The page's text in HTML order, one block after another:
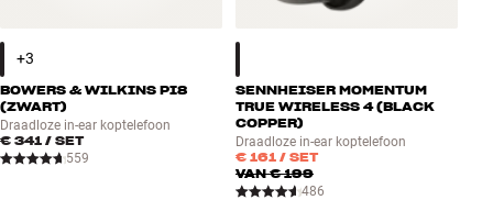
BOWERS & WILKINS PI8
(ZWART)
Draadloze in-ear koptelefoon
€ 341 / SET
559
SENNHEISER MOMENTUM
TRUE WIRELESS 4 (BLACK
COPPER)
Draadloze in-ear koptelefoon
€ 161 / SET
VAN€ 199
486